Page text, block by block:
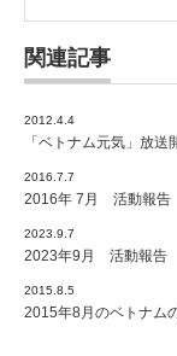
関連記事
2012.4.4
「ベトナム元気」放送
2016.7.7
2016年 7月 活動報告
2023.9.7
2023年9月 活動報告
2015.8.5
2015年8月のベトナム